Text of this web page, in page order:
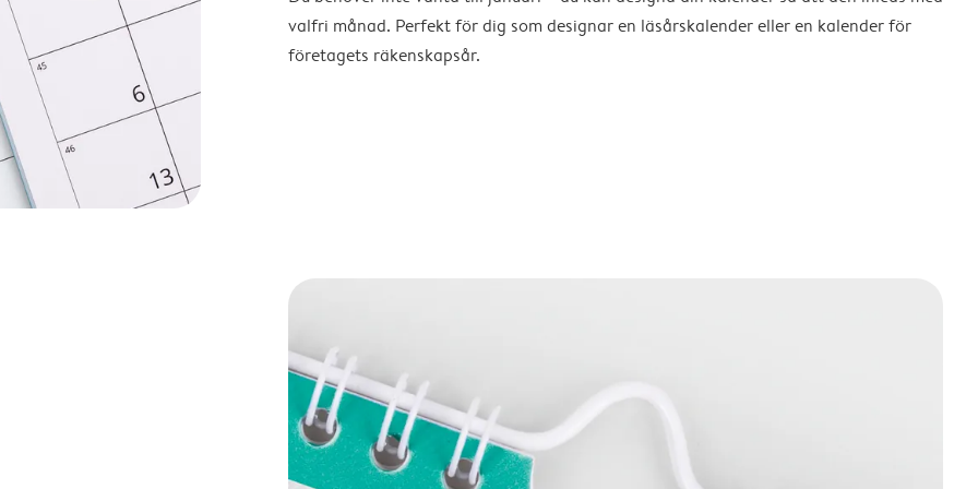
valfri månad. Perfekt för dig som designar en läsårskalender eller en kalender för
företagets räkenskapsår.